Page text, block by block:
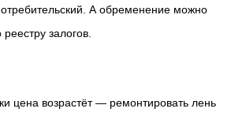
А обременение можно
залогов.
цена возрастёт— ремонтировать лень